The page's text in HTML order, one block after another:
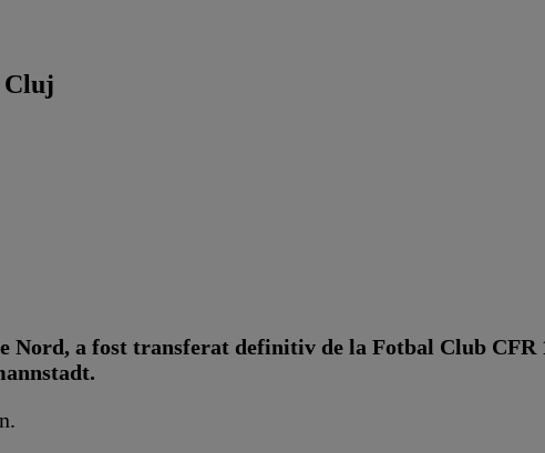
Cluj
a fost transferat definitiv de la Fotbal Club CFR